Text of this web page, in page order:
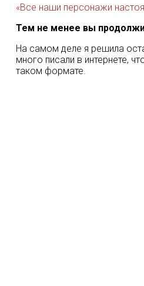
«Все наши персонажи
Тем не менее вы
На самом деле я решила
много писали в интернете,
таком формате.